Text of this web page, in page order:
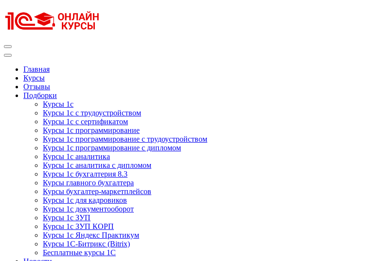
к
содержимому
Главная
Курсы
Отзывы
Подборки
Курсы 1с
Курсы 1с с трудоустройством
Курсы 1с с сертификатом
Курсы 1с программирование
Курсы 1с программирование с трудоустройством
Курсы 1с программирование с дипломом
Курсы 1с аналитика
Курсы 1с аналитика с дипломом
Курсы 1с бухгалтерия 8.3
Курсы главного бухгалтера
Курсы бухгалтер-маркетплейсов
Курсы 1с для кадровиков
Курсы 1с документооборот
Курсы 1с ЗУП
Курсы 1с ЗУП КОРП
Курсы 1с Яндекс Практикум
Курсы 1С-Битрикс (Bitrix)
Бесплатные курсы 1С